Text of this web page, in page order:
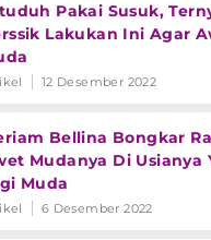
Pakai Susuk,
Lakukan Ini Agar
12 Desember 2022
Bellina Bongkar
Mudanya Di Usianya
Muda
6 Desember 2022